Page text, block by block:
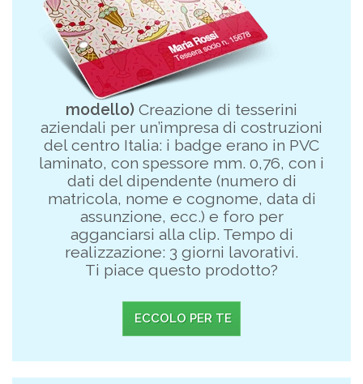
modello) Creazione di tesserini
aziendali per un’impresa di costruzioni
del centro Italia: i badge erano in PVC
laminato, con spessore mm. 0,76, con i
dati del dipendente (numero di
matricola, nome e cognome, data di
assunzione, ecc.) e foro per
agganciarsi alla clip. Tempo di
realizzazione: 3 giorni lavorativi.
Ti piace questo prodotto?
ECCOLO PER TE